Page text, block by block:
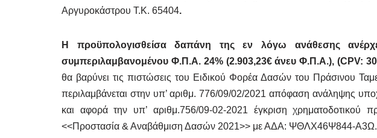
Αργυροκάστρου Τ.Κ. 65404.
Η προϋπολογισθείσα δαπάνη της εν λόγω ανάθεσης
συμπεριλαμβανομένου Φ.Π.Α. 24% (2.903,23€ άνευ Φ.Π.Α.), (CPV:
θα βαρύνει τις πιστώσεις του Ειδικού Φορέα Δασών του Πράσινου
περιλαμβάνεται στην υπ’ αριθμ. 776/09/02/2021 απόφαση ανάληψης
και αφορά την υπ’ αριθμ.756/09-02-2021 έγκριση χρηματοδοτικού
<<Προστασία & Αναβάθμιση Δασών 2021>> με ΑΔΑ: ΨΘΛΧ46Ψ844-Α3Ω.